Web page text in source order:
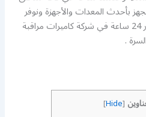
بأحدث المعدات والأجهزة ونوفر
خدماتنا في أيام الحظر وعلى مدار 24 ساعة في شركة كاميرات مراقبة
.
[
Hide
]